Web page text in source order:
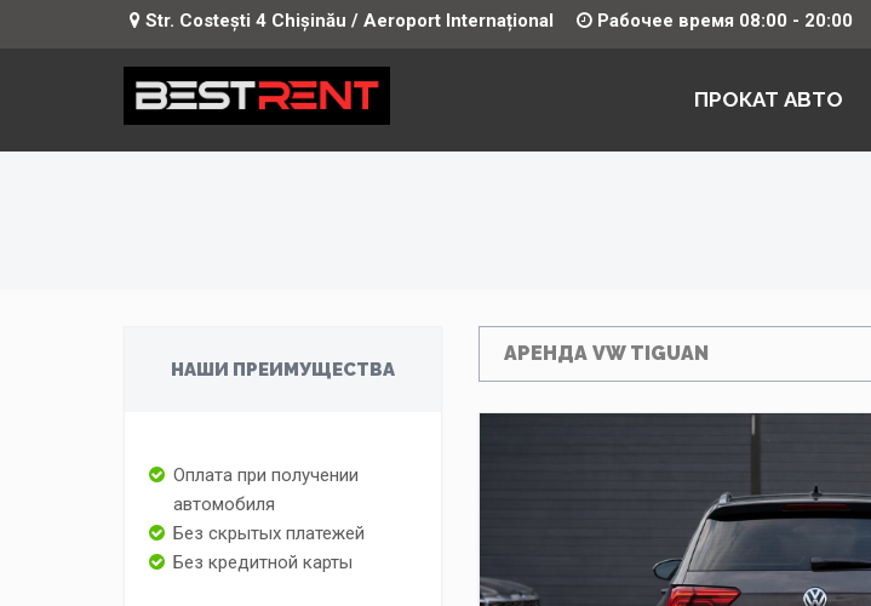
Str. Costești 4 Chișinău / Aeroport Internațional Рабочее время 08:00 - 20:00
ПРОКАТ АВТО
НАШИ ПРЕИМУЩЕСТВА
Оплата при получении
автомобиля
Без скрытых платежей
Без кредитной карты
АРЕНДА VW TIGUAN